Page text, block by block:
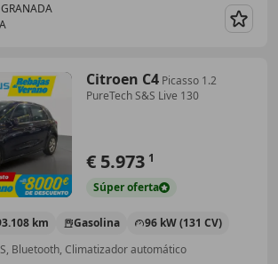
Citroen C4 Picasso 1.2
PureTech S&S Live 130
€ 5.973 1
Súperoferta
km Gasolina
96 kW (131 CV)
Bluetooth, Climatizador automático